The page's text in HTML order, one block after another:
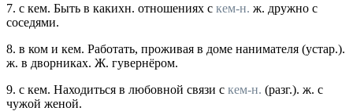
7. с кем. Быть в какихн. отношениях с кем-н. ж. дружно с
соседями.
8. в ком и кем. Работать, проживая в доме нанимателя (устар.).
ж. в дворниках. Ж. гувернёром.
9. с кем. Находиться в любовной связи с кем-н. (разг.). ж. с
чужой женой.